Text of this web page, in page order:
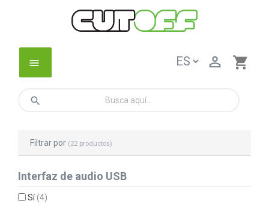
menu shopping_cart

search
Filtrar por (22 productos)
Interfaz de audio USB
Sí(4)